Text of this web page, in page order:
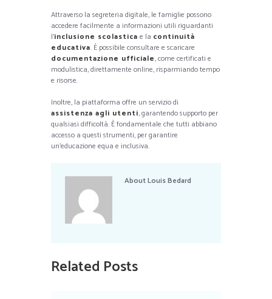
Attraverso la segreteria digitale, le famiglie possono
accedere facilmente a informazioni utili riguardanti
l’inclusione scolastica e la continuità
educativa. È possibile consultare e scaricare
documentazione ufficiale, come certificati e
modulistica, direttamente online, risparmiando tempo
e risorse.
Inoltre, la piattaforma offre un servizio di
assistenza agli utenti, garantendo supporto per
qualsiasi difficoltà. È fondamentale che tutti abbiano
accesso a questi strumenti, per garantire
un’educazione equa e inclusiva.
AboutLouis Bedard
Related Posts